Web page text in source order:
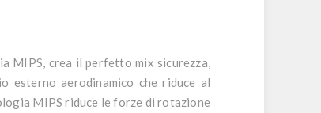
MIPS, crea il perfetto mix sicurezza,
esterno aerodinamico che riduce al
MIPS riduce le forze di rotazione